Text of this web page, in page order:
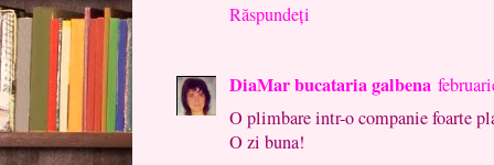
Răspundeți
DiaMar bucataria galbena
O plimbare intr-o companie foarte
O zi buna!